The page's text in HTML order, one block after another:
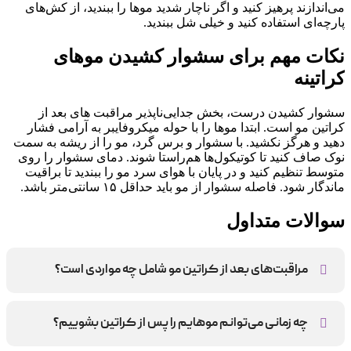
می‌اندازند پرهیز کنید و اگر ناچار شدید موها را ببندید، از کش‌های
پارچه‌ای استفاده کنید و خیلی شل ببندید.
نکات مهم برای سشوار کشیدن موهای
کراتینه
سشوار کشیدن درست، بخش جدایی‌ناپذیر مراقبت های بعد از
کراتین مو است. ابتدا موها را با حوله میکروفایبر به آرامی فشار
دهید و هرگز نکشید. با سشوار و برس گرد، مو را از ریشه به سمت
نوک صاف کنید تا کوتیکول‌ها هم‌راستا شوند. دمای سشوار را روی
متوسط تنظیم کنید و در پایان با هوای سرد مو را ببندید تا براقیت
ماندگار شود. فاصله سشوار از مو باید حداقل ۱۵ سانتی‌متر باشد.
سوالات متداول
مراقبت‌های بعد از کراتین مو شامل چه مواردی است؟
سولفات استفاده کنید و شستشو را به حداقل برسانید.
چه زمانی می‌توانم موهایم را پس از کراتین بشوییم؟